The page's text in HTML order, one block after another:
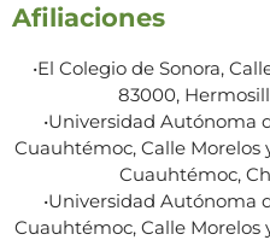
Afiliaciones
•El Colegio de Sonora,
83000,
•Universidad Autónoma
Cuauhtémoc, Calle Morelos
Cuauhtémoc,
•Universidad Autónoma
Cuauhtémoc, Calle Morelos